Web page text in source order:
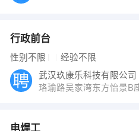
行政前台
性别不限 经验不限
武汉玖康乐科技有限公司
珞瑜路吴家湾东方怡景B
电焊工